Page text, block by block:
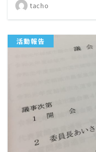
tacho
活動報告